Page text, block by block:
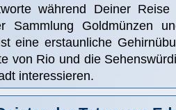
während Deiner Reise
Sammlung Goldmünzen
eine erstaunliche
von Rio und die
interessieren.